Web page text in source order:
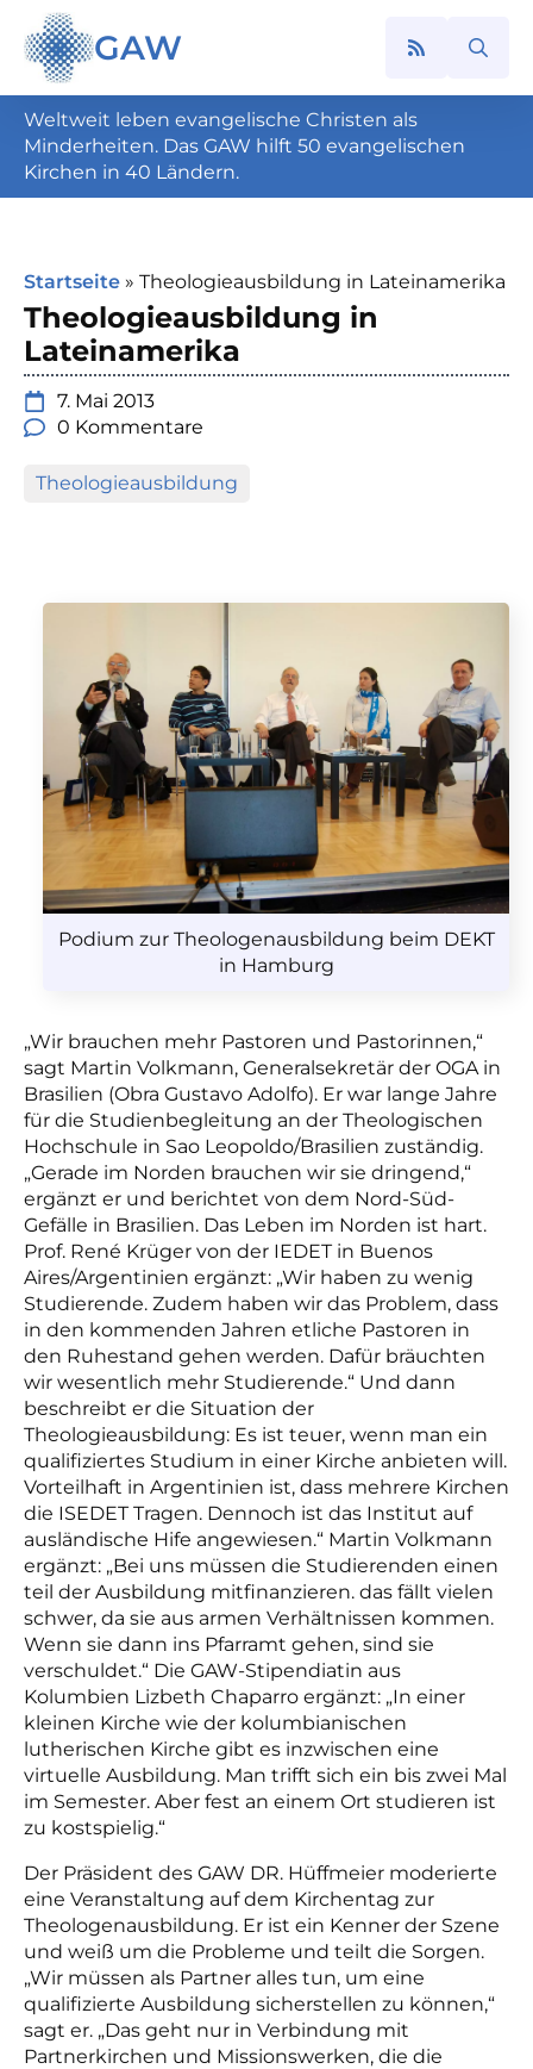
GAW
Search
Weltweit leben evangelische Christen als
Minderheiten. Das GAW hilft 50 evangelischen
Kirchen in 40 Ländern.
Startseite » Theologieausbildung in Lateinamerika
Theologieausbildung in
Lateinamerika
7. Mai 2013
0 Kommentare
Theologieausbildung
Podium zur Theologenausbildung beim DEKT
in Hamburg
„Wir brauchen mehr Pastoren und Pastorinnen,“
sagt Martin Volkmann, Generalsekretär der OGA in
Brasilien (Obra Gustavo Adolfo). Er war lange Jahre
für die Studienbegleitung an der Theologischen
Hochschule in Sao Leopoldo/Brasilien zuständig.
„Gerade im Norden brauchen wir sie dringend,“
ergänzt er und berichtet von dem Nord-Süd-
Gefälle in Brasilien. Das Leben im Norden ist hart.
Prof. René Krüger von der IEDET in Buenos
Aires/Argentinien ergänzt: „Wir haben zu wenig
Studierende. Zudem haben wir das Problem, dass
in den kommenden Jahren etliche Pastoren in
den Ruhestand gehen werden. Dafür bräuchten
wir wesentlich mehr Studierende.“ Und dann
beschreibt er die Situation der
Theologieausbildung: Es ist teuer, wenn man ein
qualifiziertes Studium in einer Kirche anbieten will.
Vorteilhaft in Argentinien ist, dass mehrere Kirchen
die ISEDET Tragen. Dennoch ist das Institut auf
ausländische Hife angewiesen.“ Martin Volkmann
ergänzt: „Bei uns müssen die Studierenden einen
teil der Ausbildung mitfinanzieren. das fällt vielen
schwer, da sie aus armen Verhältnissen kommen.
Wenn sie dann ins Pfarramt gehen, sind sie
verschuldet.“ Die GAW-Stipendiatin aus
Kolumbien Lizbeth Chaparro ergänzt: „In einer
kleinen Kirche wie der kolumbianischen
lutherischen Kirche gibt es inzwischen eine
virtuelle Ausbildung. Man trifft sich ein bis zwei Mal
im Semester. Aber fest an einem Ort studieren ist
zu kostspielig.“
Der Präsident des GAW DR. Hüffmeier moderierte
eine Veranstaltung auf dem Kirchentag zur
Theologenausbildung. Er ist ein Kenner der Szene
und weiß um die Probleme und teilt die Sorgen.
„Wir müssen als Partner alles tun, um eine
qualifizierte Ausbildung sicherstellen zu können,“
sagt er. „Das geht nur in Verbindung mit
Partnerkirchen und Missionswerken, die die